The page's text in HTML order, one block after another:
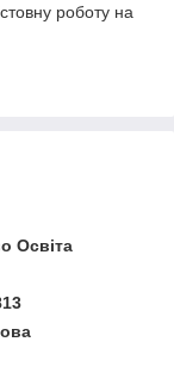
роботу на
Освіта